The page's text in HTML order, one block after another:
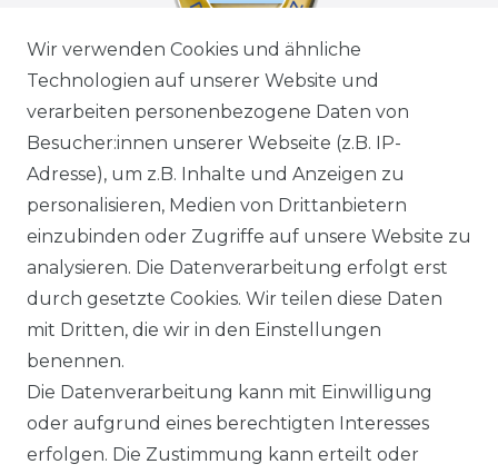
Wir verwenden Cookies und ähnliche
Technologien auf unserer Website und
verarbeiten personenbezogene Daten von
Besucher:innen unserer Webseite (z.B. IP-
Adresse), um z.B. Inhalte und Anzeigen zu
personalisieren, Medien von Drittanbietern
einzubinden oder Zugriffe auf unsere Website zu
analysieren. Die Datenverarbeitung erfolgt erst
durch gesetzte Cookies. Wir teilen diese Daten
mit Dritten, die wir in den Einstellungen
benennen.
Die Datenverarbeitung kann mit Einwilligung
oder aufgrund eines berechtigten Interesses
erfolgen. Die Zustimmung kann erteilt oder